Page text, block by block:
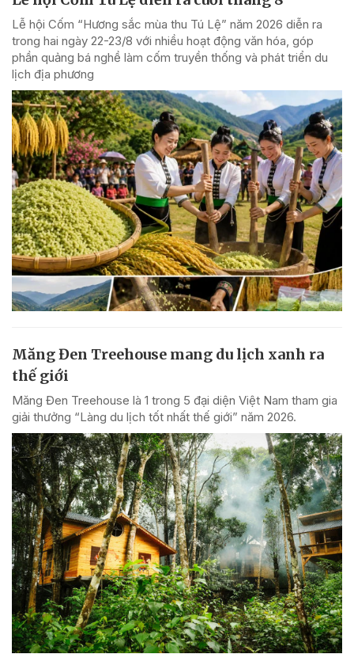
Lễ hội Cốm “Hương sắc mùa thu Tú Lệ” năm 2026 diễn ra
trong hai ngày 22-23/8 với nhiều hoạt động văn hóa, góp
phần quảng bá nghề làm cốm truyền thống và phát triển du
lịch địa phương
Măng Đen Treehouse mang du lịch xanh ra
thế giới
Măng Đen Treehouse là 1 trong 5 đại diện Việt Nam tham gia
giải thưởng “Làng du lịch tốt nhất thế giới” năm 2026.